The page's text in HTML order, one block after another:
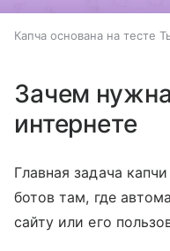
Капча основана на тесте
Зачем
интернете
Главная задача
ботов там, где
сайту или его